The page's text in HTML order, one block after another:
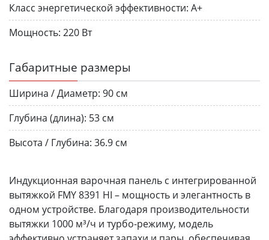
Класс энергетической эффективности: A+
Мощность: 220 Вт
Габаритные размеры
Ширина / Диаметр: 90 см
Глубина (длина): 53 см
Высота / Глубина: 36.9 см
Индукционная варочная панель с интегрированной
вытяжкой FMY 8391 HI – мощность и элегантность в
одном устройстве. Благодаря производительности
вытяжки 1000 м³/ч и турбо-режиму, модель